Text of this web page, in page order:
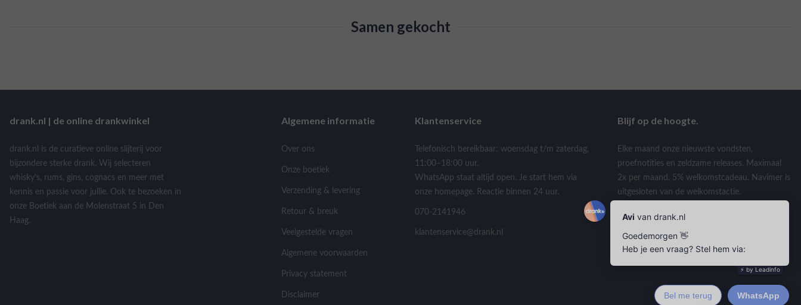
Samen gekocht
drank.nl | de online drankwinkel
drank.nl is de curatieve online slijterij voor
bijzondere sterke drank. Wij selecteren
whisky's, rums, gins, cognacs en meer met
kennis en passie voor jullie. Ook te bezoeken in
onze Boetiek aan de Molenstraat 5 in Den
Haag.
Algemene informatie
Over ons
Onze boetiek
Verzending & levering
Retour & breuk
Veelgestelde vragen
Algemene voorwaarden
Privacy statement
Disclaimer
Klantenservice
Telefonisch bereikbaar: woensdag t/m zaterdag,
11:00–18:00 uur.
WhatsApp staat altijd open. Je start hem via
onze homepage. Reactie binnen 24 uur.
070-2141946
klantenservice@drank.nl
Blijf op de hoogte.
Elke maand onze nieuwste vondsten,
proefnotities en zeldzame releases. Maximaal
2x per maand. 5% welkomstcadeau. Navimer is
uitgesloten van de welkomstactie.